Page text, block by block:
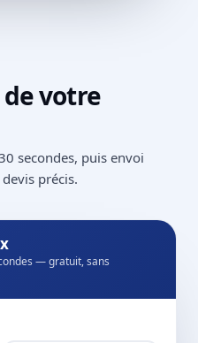
votre
secondes, puis envoi
précis.
— gratuit, sans